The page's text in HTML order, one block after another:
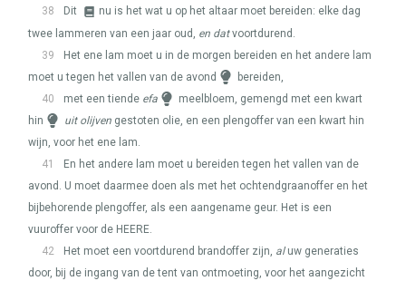
38 Dit
nu is het wat u op het altaar moet bereiden: elke dag
twee lammeren van een jaar oud, en datvoortdurend.
39
Het ene lam moet u in de morgen bereiden en het andere lam
moet u tegen het vallen van de avond
bereiden,
40
met een tiende efa
meelbloem, gemengd met een kwart
hin
uit olijven gestoten olie, en een plengoffer van een kwart hin
wijn, voor het ene lam.
41
En het andere lam moet u bereiden tegen het vallen van de
avond. U moet daarmee doen als met het ochtendgraanoffer en het
bijbehorende plengoffer, als een aangename geur. Het is een
vuuroffer voor de HEERE.
42
Het moet een voortdurend brandoffer zijn, aluw generaties
door, bij de ingang van de tent van ontmoeting, voor het aangezicht